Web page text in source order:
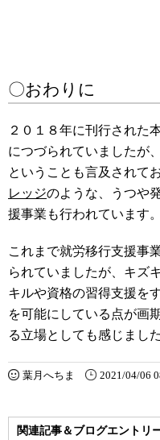
〇おわりに
２０１８年に刊行された
につづられていましたが
ということも言及されて
レッジのような、うつや
援事業も行われています。
これまで就労移行支援事
られていましたが、キズ
キルや資格の習得支援を
を可能にしている点が画
る立場としても感じました
葉月へちま 2021/04/06
関連記事＆ブログエントリ